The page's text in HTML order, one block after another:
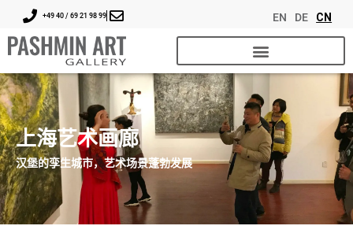
+49 40 / 69 21 98 99 EN DE CN
上海艺术画廊
汉堡的孪生城市，艺术场景蓬勃发展